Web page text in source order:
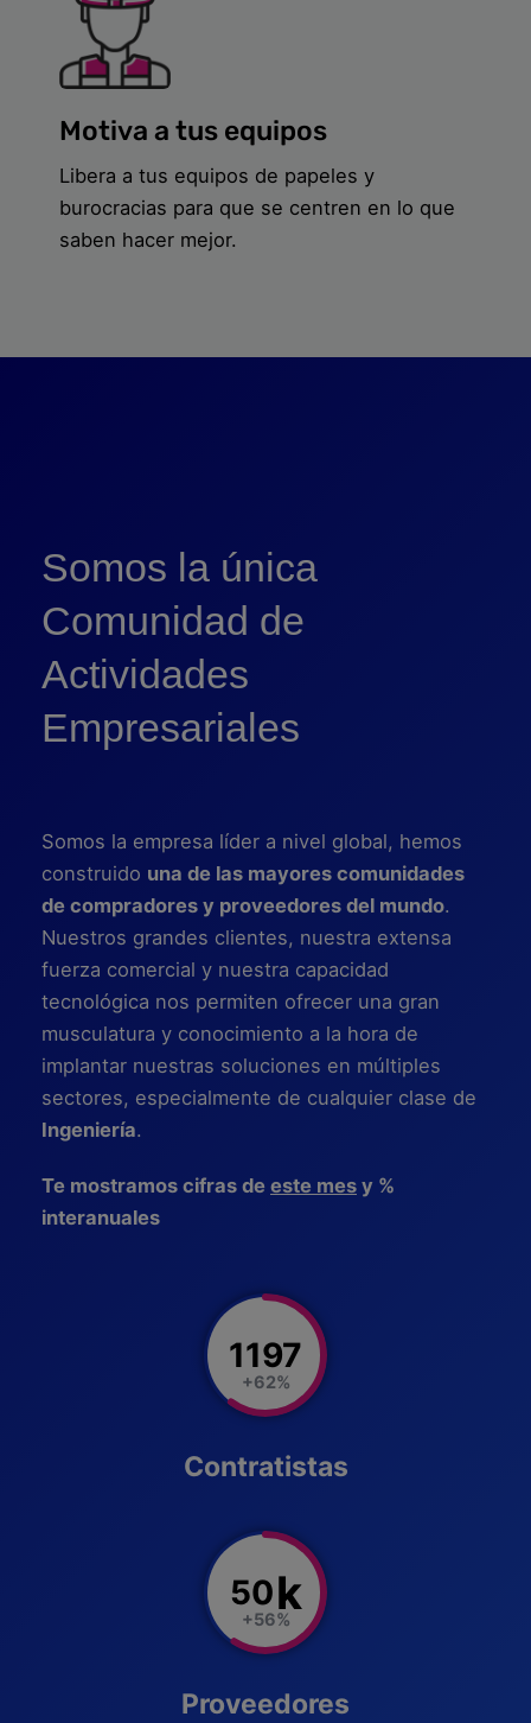
Motiva a tus equipos
Libera a tus equipos de papeles y
burocracias para que se centren en lo que
saben hacer mejor.
Somos la única
Comunidad de
Actividades
Empresariales
Somos la empresa líder a nivel global, hemos
construido una de las mayores comunidades
de compradores y proveedores del mundo.
Nuestros grandes clientes, nuestra extensa
fuerza comercial y nuestra capacidad
tecnológica nos permiten ofrecer una gran
musculatura y conocimiento a la hora de
implantar nuestras soluciones en múltiples
sectores, especialmente de cualquier clase de
Ingeniería.
Te mostramos cifras de este mes y %
interanuales
1197
Contratistas
+62%
50k
Proveedores
+56%